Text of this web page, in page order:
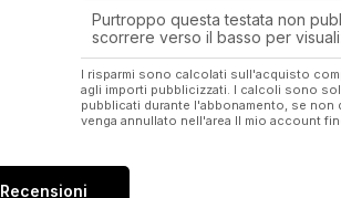
Purtroppo questa testata non
scorrere verso il basso per
I risparmi sono calcolati sull'acquisto
agli importi pubblicizzati. I calcoli sono
pubblicati durante l'abbonamento, se
venga annullato nell'area Il mio account
Recensioni